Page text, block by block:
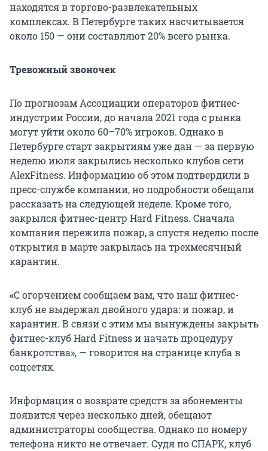
находятся в торгово-развлекательных
комплексах. В Петербурге таких насчитывается
около 150 — они составляют 20% всего рынка.
Тревожный звоночек
По прогнозам Ассоциации операторов фитнес-
индустрии России, до начала 2021 года с рынка
могут уйти около 60–70% игроков. Однако в
Петербурге старт закрытиям уже дан — за первую
неделю июля закрылись несколько клубов сети
AlexFitness. Информацию об этом подтвердили в
пресс-службе компании, но подробности обещали
рассказать на следующей неделе. Кроме того,
закрылся фитнес-центр Hard Fitness. Сначала
компания пережила пожар, а спустя неделю после
открытия в марте закрылась на трехмесячный
карантин.
«С огорчением сообщаем вам, что наш фитнес-
клуб не выдержал двойного удара: и пожар, и
карантин. В связи с этим мы вынуждены закрыть
фитнес-клуб Hard Fitness и начать процедуру
банкротства», — говорится на странице клуба в
соцсетях.
Информация о возврате средств за абонементы
появится через несколько дней, обещают
администраторы сообщества. Однако по номеру
телефона никто не отвечает. Судя по СПАРК, клуб